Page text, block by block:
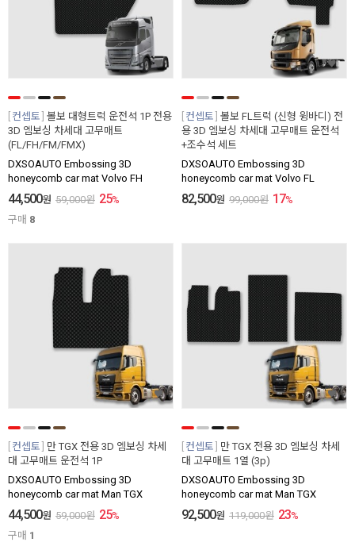
컨셉토 볼보 대형트럭 운전석 1P 전용
3D 엠보싱 차세대 고무매트
(FL/FH/FM/FMX)
DXSOAUTO Embossing 3D
honeycomb car mat Volvo FH
44,500원 59,000원 25%
구매 8
컨셉토 볼보 FL트럭 (신형 윙바디) 전
용 3D 엠보싱 차세대 고무매트 운전석
+조수석 세트
DXSOAUTO Embossing 3D
honeycomb car mat Volvo FL
82,500원 99,000원 17%
컨셉토
만 TGX 전용 3D 엠보싱 차세
대 고무매트 운전석 1P
DXSOAUTO Embossing 3D
honeycomb car mat Man TGX
44,500원 59,000원 25%
구매 1
컨셉토
만 TGX 전용 3D 엠보싱 차세
대 고무매트 1열 (3p)
DXSOAUTO Embossing 3D
honeycomb car mat Man TGX
92,500원 119,000원 23%